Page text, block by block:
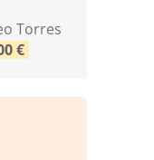
Torres
€